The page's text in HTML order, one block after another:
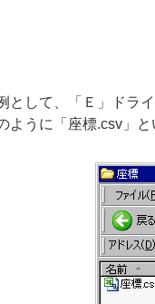
して、「Ｅ」ドライ
ように「座標.csv」と